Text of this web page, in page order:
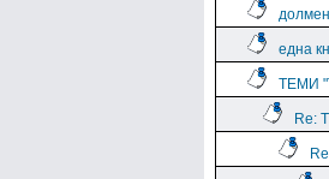
една
ТЕМИ
Re: